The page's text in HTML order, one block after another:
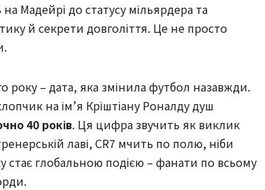
Мадейрі до статусу мільярдера та
й секрети довголіття. Це не просто
року – дата, яка змінила футбол назавжди.
на ім’я Кріштіану Роналду душ
40 років. Ця цифра звучить як виклик
лаві, CR7 мчить по полю, ніби
глобальною подією – фанати по всьому